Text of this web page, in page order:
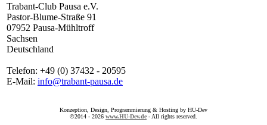
Trabant-Club Pausa e.V.
Pastor-Blume-Straße 91
07952 Pausa-Mühltroff
Sachsen
Deutschland
Telefon: +49 (0) 37432 - 20595
E-Mail: info@trabant-pausa.de
Konzeption, Design, Programmierung & Hosting by HU-Dev
©2014 - 2026 www.HU-Dev.de - All rights reserved.